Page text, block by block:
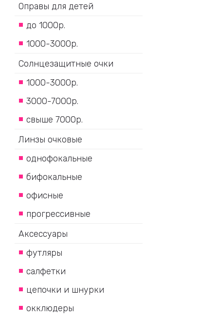
Оправы для детей
до 1000р.
1000-3000р.
Солнцезащитные очки
1000-3000р.
3000-7000р.
свыше 7000р.
Линзы очковые
однофокальные
бифокальные
офисные
прогрессивные
Аксессуары
футляры
салфетки
цепочки и шнурки
окклюдеры